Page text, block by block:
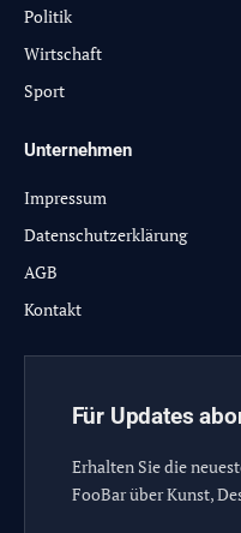
Politik
Wirtschaft
Sport
Unternehmen
Impressum
Datenschutzerklärung
AGB
Kontakt
Für Updates
Erhalten Sie die
FooBar über Kunst,